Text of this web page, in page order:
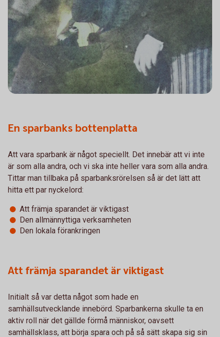
En sparbanks bottenplatta
Att vara sparbank är något speciellt. Det innebär att vi inte
är som alla andra, och vi ska inte heller vara som alla andra.
Tittar man tillbaka på sparbanksrörelsen så är det lätt att
hitta ett par nyckelord:
Att främja sparandet är viktigast
Den allmännyttiga verksamheten
Den lokala förankringen
Att främja sparandet är viktigast
Initialt så var detta något som hade en
samhällsutvecklande innebörd. Sparbankerna skulle ta en
aktiv roll när det gällde förmå människor, oavsett
samhällsklass, att börja spara och på så sätt skapa sig sin